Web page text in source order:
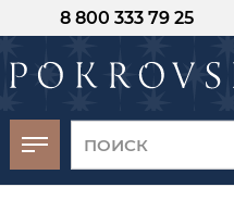
8 800 333 79 25
-30%
от 15
момента оплаты